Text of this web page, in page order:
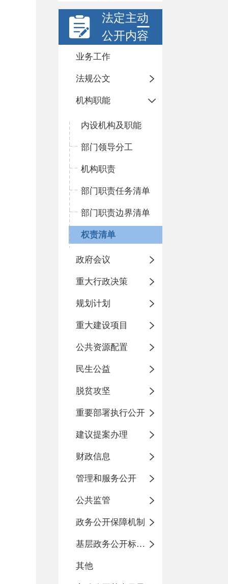
法定主动
公开内容
业务工作
法规公文
机构职能
内设机构及职能
部门领导分工
机构职责
部门职责任务清单
部门职责边界清单
权责清单
政府会议
重大行政决策
规划计划
重大建设项目
公共资源配置
民生公益
脱贫攻坚
重要部署执行公开
建议提案办理
财政信息
管理和服务公开
公共监管
政务公开保障机制
基层政务公开标准化目录
其他